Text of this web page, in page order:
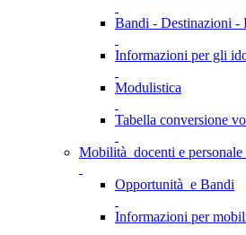
Bandi - Destinazioni -
Informazioni per gli
Modulistica
Tabella conversione
Mobilità docenti e
Opportunità e Bandi
Informazioni per